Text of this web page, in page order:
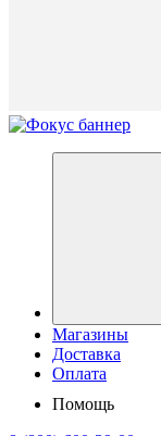
Магазины
Доставка
Оплата
Помощь